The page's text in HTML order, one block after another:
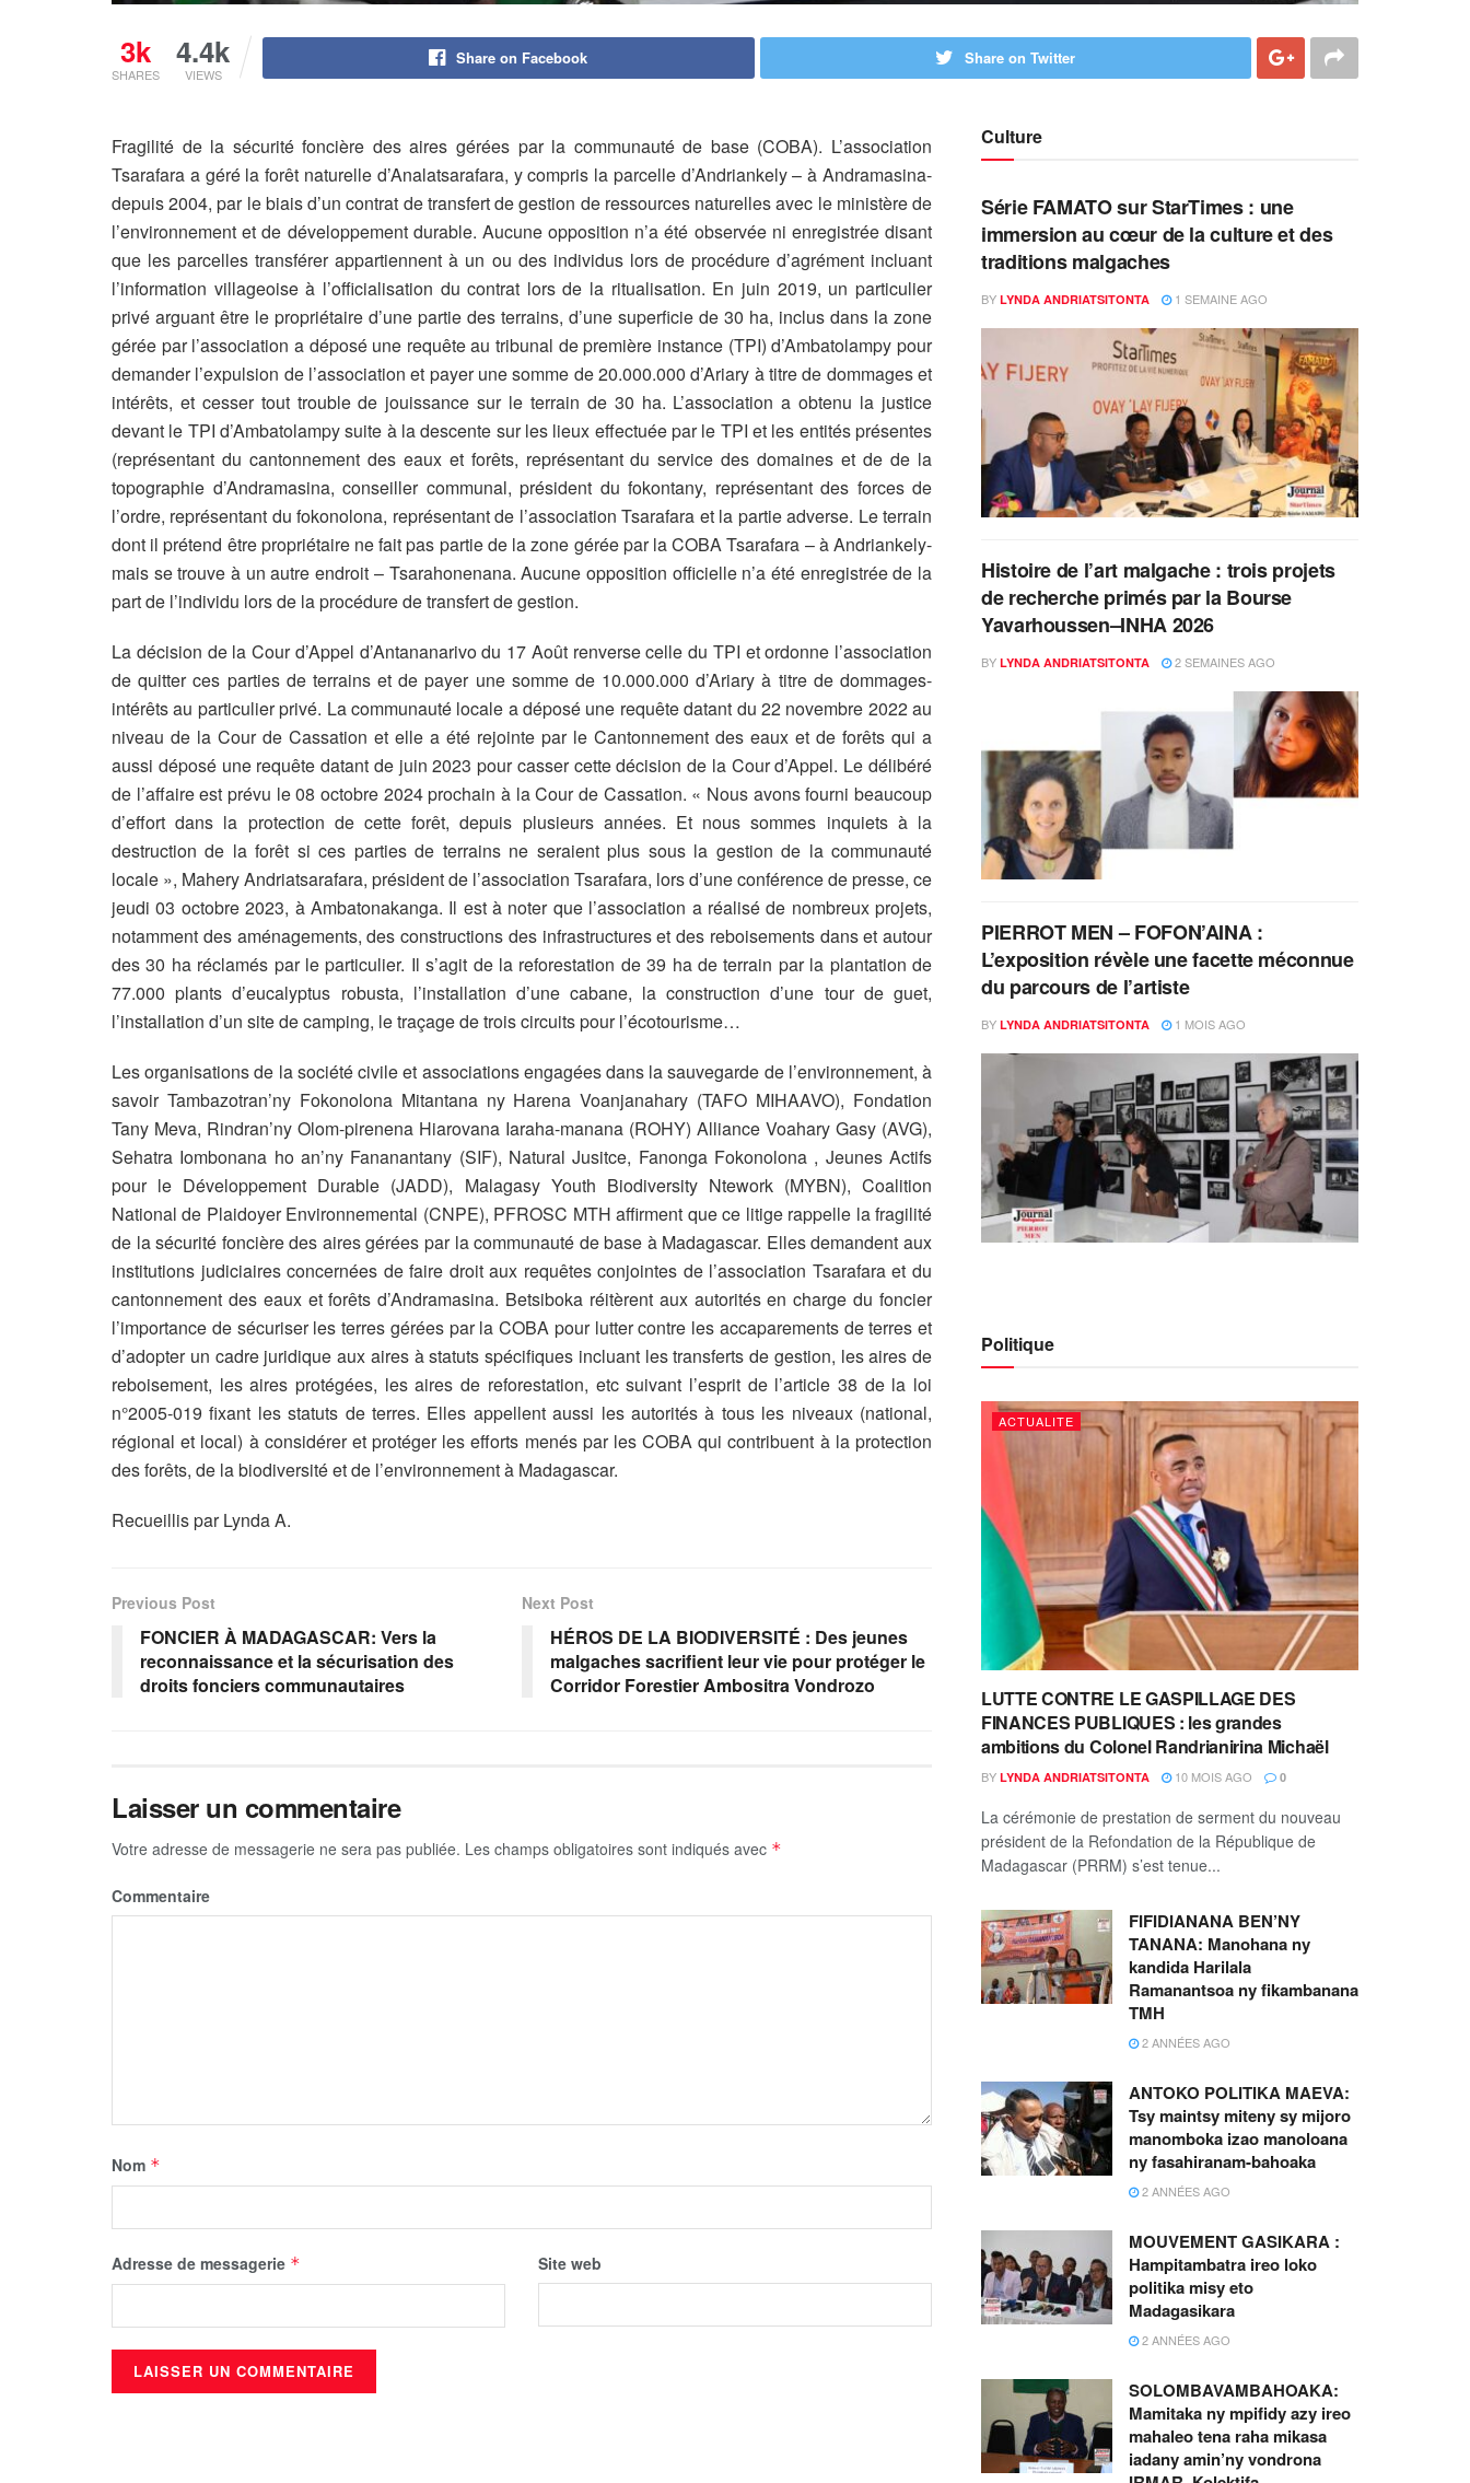
3k
SHARES
4.4k
VIEWS
Share on Facebook Share on Twitter
Fragilité de la sécurité foncière des aires gérées par la communauté de base (COBA). L’association
Tsarafara a géré la forêt naturelle d’Analatsarafara, y compris la parcelle d’Andriankely – à Andramasina-
depuis 2004, par le biais d’un contrat de transfert de gestion de ressources naturelles avec le ministère de
l’environnement et de développement durable. Aucune opposition n’a été observée ni enregistrée disant
que les parcelles transférer appartiennent à un ou des individus lors de procédure d’agrément incluant
l’information villageoise à l’officialisation du contrat lors de la ritualisation. En juin 2019, un particulier
privé arguant être le propriétaire d’une partie des terrains, d’une superficie de 30 ha, inclus dans la zone
gérée par l’association a déposé une requête au tribunal de première instance (TPI) d’Ambatolampy pour
demander l’expulsion de l’association et payer une somme de 20.000.000 d’Ariary à titre de dommages et
intérêts, et cesser tout trouble de jouissance sur le terrain de 30 ha. L’association a obtenu la justice
devant le TPI d’Ambatolampy suite à la descente sur les lieux effectuée par le TPI et les entités présentes
(représentant du cantonnement des eaux et forêts, représentant du service des domaines et de de la
topographie d’Andramasina, conseiller communal, président du fokontany, représentant des forces de
l’ordre, représentant du fokonolona, représentant de l’association Tsarafara et la partie adverse. Le terrain
dont il prétend être propriétaire ne fait pas partie de la zone gérée par la COBA Tsarafara – à Andriankely-
mais se trouve à un autre endroit – Tsarahonenana. Aucune opposition officielle n’a été enregistrée de la
part de l’individu lors de la procédure de transfert de gestion.
La décision de la Cour d’Appel d’Antananarivo du 17 Août renverse celle du TPI et ordonne l’association
de quitter ces parties de terrains et de payer une somme de 10.000.000 d’Ariary à titre de dommages-
intérêts au particulier privé. La communauté locale a déposé une requête datant du 22 novembre 2022 au
niveau de la Cour de Cassation et elle a été rejointe par le Cantonnement des eaux et de forêts qui a
aussi déposé une requête datant de juin 2023 pour casser cette décision de la Cour d’Appel. Le délibéré
de l’affaire est prévu le 08 octobre 2024 prochain à la Cour de Cassation. « Nous avons fourni beaucoup
d’effort dans la protection de cette forêt, depuis plusieurs années. Et nous sommes inquiets à la
destruction de la forêt si ces parties de terrains ne seraient plus sous la gestion de la communauté
locale », Mahery Andriatsarafara, président de l’association Tsarafara, lors d’une conférence de presse, ce
jeudi 03 octobre 2023, à Ambatonakanga. Il est à noter que l’association a réalisé de nombreux projets,
notamment des aménagements, des constructions des infrastructures et des reboisements dans et autour
des 30 ha réclamés par le particulier. Il s’agit de la reforestation de 39 ha de terrain par la plantation de
77.000 plants d’eucalyptus robusta, l’installation d’une cabane, la construction d’une tour de guet,
l’installation d’un site de camping, le traçage de trois circuits pour l’écotourisme…
Les organisations de la société civile et associations engagées dans la sauvegarde de l’environnement, à
savoir Tambazotran’ny Fokonolona Mitantana ny Harena Voanjanahary (TAFO MIHAAVO), Fondation
Tany Meva, Rindran’ny Olom-pirenena Hiarovana Iaraha-manana (ROHY) Alliance Voahary Gasy (AVG),
Sehatra Iombonana ho an’ny Fananantany (SIF), Natural Jusitce, Fanonga Fokonolona , Jeunes Actifs
pour le Développement Durable (JADD), Malagasy Youth Biodiversity Ntework (MYBN), Coalition
National de Plaidoyer Environnemental (CNPE), PFROSC MTH affirment que ce litige rappelle la fragilité
de la sécurité foncière des aires gérées par la communauté de base à Madagascar. Elles demandent aux
institutions judiciaires concernées de faire droit aux requêtes conjointes de l’association Tsarafara et du
cantonnement des eaux et forêts d’Andramasina. Betsiboka réitèrent aux autorités en charge du foncier
l’importance de sécuriser les terres gérées par la COBA pour lutter contre les accaparements de terres et
d’adopter un cadre juridique aux aires à statuts spécifiques incluant les transferts de gestion, les aires de
reboisement, les aires protégées, les aires de reforestation, etc suivant l’esprit de l’article 38 de la loi
n°2005-019 fixant les statuts de terres. Elles appellent aussi les autorités à tous les niveaux (national,
régional et local) à considérer et protéger les efforts menés par les COBA qui contribuent à la protection
des forêts, de la biodiversité et de l’environnement à Madagascar.
Recueillis par Lynda A.
Previous Post
FONCIER À MADAGASCAR: Vers la
reconnaissance et la sécurisation des
droits fonciers communautaires
Next Post
HÉROS DE LA BIODIVERSITÉ : Des jeunes
malgaches sacrifient leur vie pour protéger le
Corridor Forestier Ambositra Vondrozo
Laisser un commentaire
Votre adresse de messagerie ne sera pas publiée. Les champs obligatoires sont indiqués avec *
Commentaire
Nom *
Adresse de messagerie * Site web
Culture
Série FAMATO sur StarTimes : une
immersion au cœur de la culture et des
traditions malgaches
BY LYNDA ANDRIATSITONTA 1 SEMAINE AGO
Histoire de l’art malgache : trois projets
de recherche primés par la Bourse
Yavarhoussen–INHA 2026
BY LYNDA ANDRIATSITONTA 2 SEMAINES AGO
PIERROT MEN – FOFON’AINA :
L’exposition révèle une facette méconnue
du parcours de l’artiste
BY LYNDA ANDRIATSITONTA 1 MOIS AGO
Politique
ACTUALITE
LUTTE CONTRE LE GASPILLAGE DES
FINANCES PUBLIQUES : les grandes
ambitions du Colonel Randrianirina Michaël
BY LYNDA ANDRIATSITONTA 10 MOIS AGO 0
La cérémonie de prestation de serment du nouveau
président de la Refondation de la République de
Madagascar (PRRM) s’est tenue...
FIFIDIANANA BEN’NY
TANANA: Manohana ny
kandida Harilala
Ramanantsoa ny fikambanana
TMH
2 ANNÉES AGO
ANTOKO POLITIKA MAEVA:
Tsy maintsy miteny sy mijoro
manomboka izao manoloana
ny fasahiranam-bahoaka
2 ANNÉES AGO
MOUVEMENT GASIKARA :
Hampitambatra ireo loko
politika misy eto
Madagasikara
2 ANNÉES AGO
SOLOMBAVAMBAHOAKA:
Mamitaka ny mpifidy azy ireo
mahaleo tena raha mikasa
iadany amin’ny vondrona